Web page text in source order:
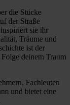
die Stücke
der Straße
sie ihr
Träume und
ist der
deinem Traum
Fachleuten
und bietet eine